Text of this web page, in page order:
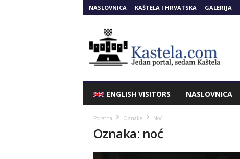
NASLOVNICA KAŠTELA I HRVATSKA GALERIJA
ENGLISH VISITORS NASLOVNICA
Početna Oznake Noć
Oznaka: noć